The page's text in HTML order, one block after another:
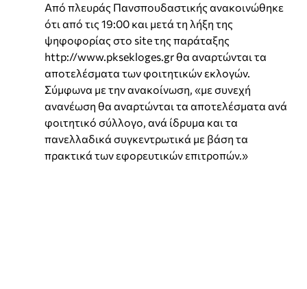
Από πλευράς Πανσπουδαστικής ανακοινώθηκε
ότι από τις 19:00 και μετά τη λήξη της
ψηφοφορίας στο site της παράταξης
http://www.pksekloges.gr θα αναρτώνται τα
αποτελέσματα των φοιτητικών εκλογών.
Σύμφωνα με την ανακοίνωση, «με συνεχή
ανανέωση θα αναρτώνται τα αποτελέσματα ανά
φοιτητικό σύλλογο, ανά ίδρυμα και τα
πανελλαδικά συγκεντρωτικά με βάση τα
πρακτικά των εφορευτικών επιτροπών.»